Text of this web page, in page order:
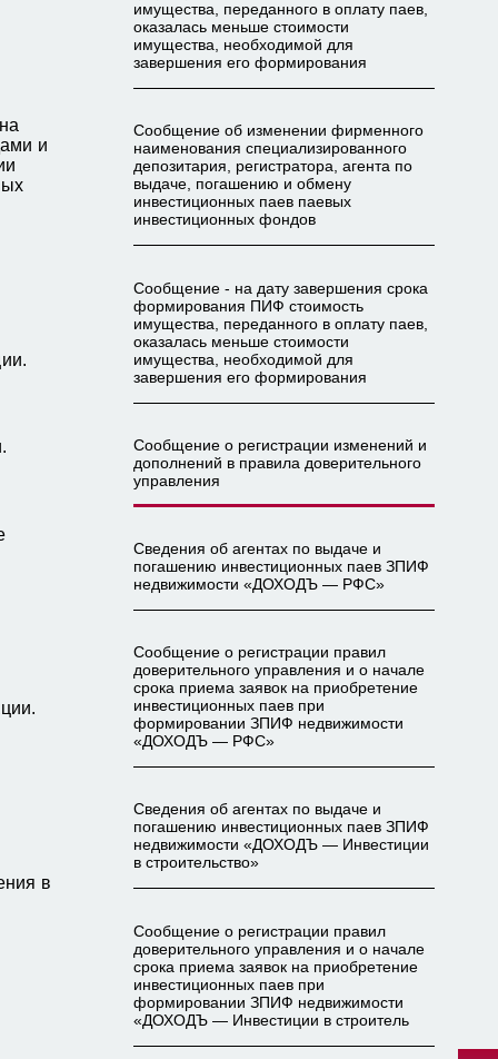
имущества, переданного в оплату паев,
оказалась меньше стоимости
имущества, необходимой для
завершения его формирования
Сообщение об изменении фирменного
наименования специализированного
депозитария, регистратора, агента по
выдаче, погашению и обмену
инвестиционных паев паевых
инвестиционных фондов
Сообщение - на дату завершения срока
формирования ПИФ стоимость
имущества, переданного в оплату паев,
оказалась меньше стоимости
имущества, необходимой для
завершения его формирования
Сообщение о регистрации изменений и
дополнений в правила доверительного
управления
Сведения об агентах по выдаче и
погашению инвестиционных паев ЗПИФ
недвижимости «ДОХОДЪ — РФС»
Сообщение о регистрации правил
доверительного управления и о начале
срока приема заявок на приобретение
инвестиционных паев при
формировании ЗПИФ недвижимости
«ДОХОДЪ — РФС»
Сведения об агентах по выдаче и
погашению инвестиционных паев ЗПИФ
недвижимости «ДОХОДЪ — Инвестиции
в строительство»
Сообщение о регистрации правил
доверительного управления и о начале
срока приема заявок на приобретение
инвестиционных паев при
формировании ЗПИФ недвижимости
«ДОХОДЪ — Инвестиции в строитель
и
в